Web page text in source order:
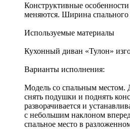
Конструктивные
меняются. Ширина спального
Используемые материалы
Кухонный диван «Тулон»
Варианты исполнения:
Модель со спальным местом.
снять подушки и поднять
разворачивается и
с небольшим наклоном
спальное место в